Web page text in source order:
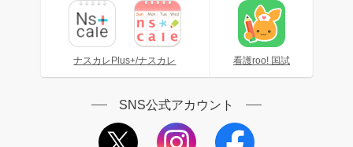
ナスカレPlus+/ナスカレ 看護roo! 国試
SNS公式アカウント